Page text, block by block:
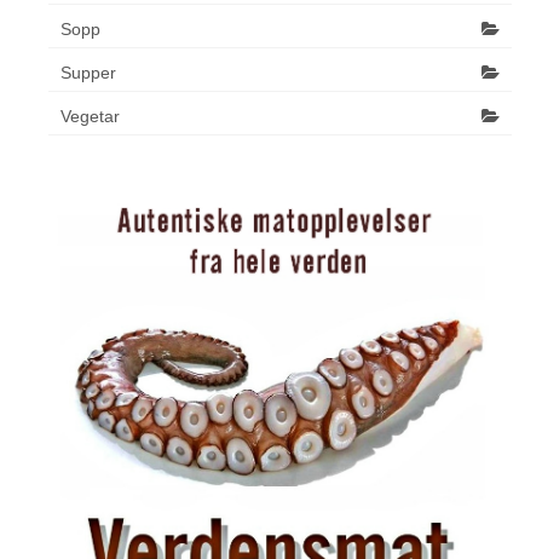
Sopp
Supper
Vegetar